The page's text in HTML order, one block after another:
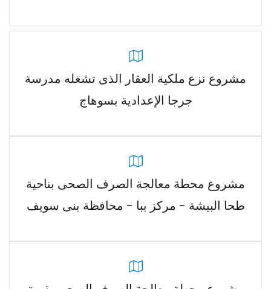
مشروع نزع ملكية العقار الذى تشغله مدرسة
جرجا الإعدادية بسوهاج
مشروع محطة معالجة الصرف الصحى بناحية
طحا البيشة - مركز ببا - محافظة بنى سويف